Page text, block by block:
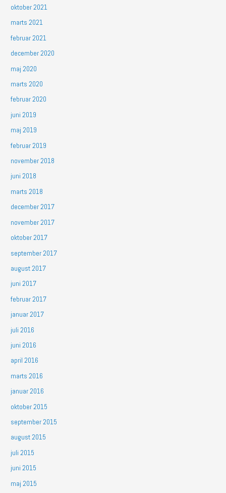
oktober 2021
marts 2021
februar 2021
december 2020
maj 2020
marts 2020
februar 2020
juni 2019
maj 2019
februar 2019
november 2018
juni 2018
marts 2018
december 2017
november 2017
oktober 2017
september 2017
august 2017
juni 2017
februar 2017
januar 2017
juli 2016
juni 2016
april 2016
marts 2016
januar 2016
oktober 2015
september 2015
august 2015
juli 2015
juni 2015
maj 2015